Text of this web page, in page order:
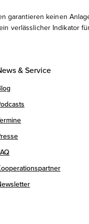
garantieren keinen
verlässlicher Indikator
& Service